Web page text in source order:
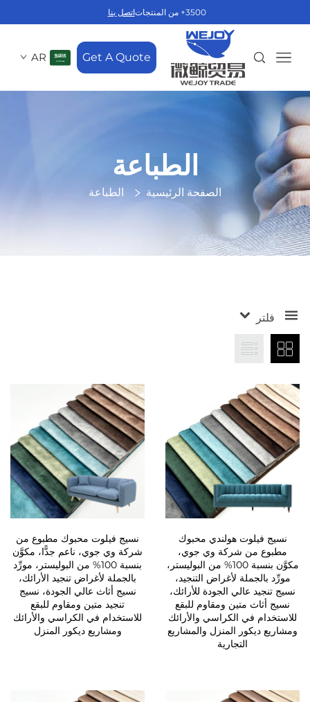
3500+ من المنتجات اتصل بنا
Get A Quote
AR
الطباعة
الصفحة الرئيسية الطباعة
فلتر
نسيج فيلوت هولندي محبوك
مطبوع من شركة وي جوي،
مكوَّن بنسبة 100% من البوليستر،
مورِّد بالجملة لأغراض التنجيد،
نسيج تنجيد عالي الجودة للأرائك،
نسيج أثاث متين ومقاوم للبقع
للاستخدام في الكراسي والأرائك
ومشاريع ديكور المنزل والمشاريع
التجارية
نسيج فيلوت محبوك مطبوع من
شركة وي جوي، ناعم جدًّا، مكوَّن
بنسبة 100% من البوليستر، مورِّد
بالجملة لأغراض تنجيد الأرائك،
نسيج أثاث عالي الجودة، نسيج
تنجيد متين ومقاوم للبقع
للاستخدام في الكراسي والأرائك
ومشاريع ديكور المنزل